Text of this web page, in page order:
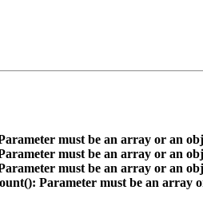
must be an array or an
must be an array or an
must be an array or an
Parameter must be an array